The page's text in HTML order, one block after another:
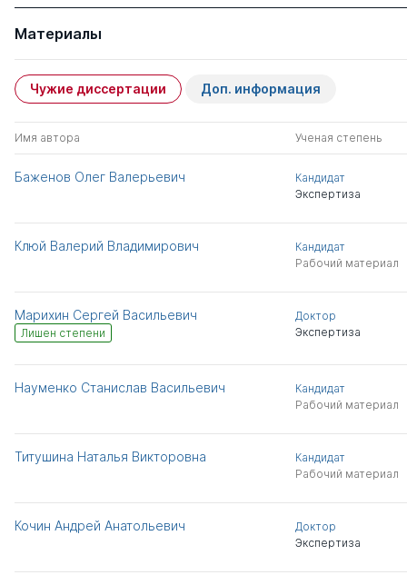
Материалы
Чужие диссертации Доп. информация
Имя автора Ученая степень
Баженов Олег Валерьевич
Кандидат
Экспертиза
Клюй Валерий Владимирович
Кандидат
Рабочий материал
Марихин Сергей Васильевич
Лишен степени
Доктор
Экспертиза
Науменко Станислав Васильевич
Кандидат
Рабочий материал
Титушина Наталья Викторовна
Кандидат
Рабочий материал
Кочин Андрей Анатольевич
Доктор
Экспертиза